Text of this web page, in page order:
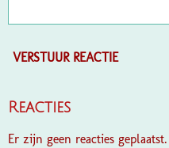
VERSTUUR REACTIE
Reacties
Er zijn geen reacties geplaatst.